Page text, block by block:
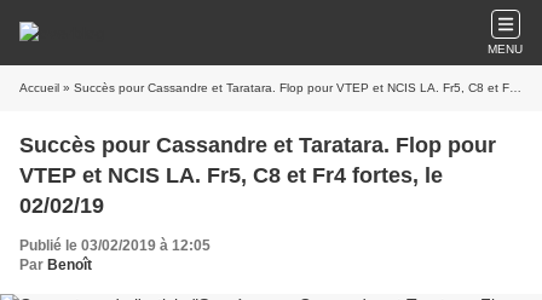
MENU
Accueil » Succès pour Cassandre et Taratara. Flop pour VTEP et NCIS LA. Fr5, C8 et Fr4 fortes, le 02/02/19
Succès pour Cassandre et Taratara. Flop pour
VTEP et NCIS LA. Fr5, C8 et Fr4 fortes, le
02/02/19
Publié le 03/02/2019 à 12:05
Par Benoît